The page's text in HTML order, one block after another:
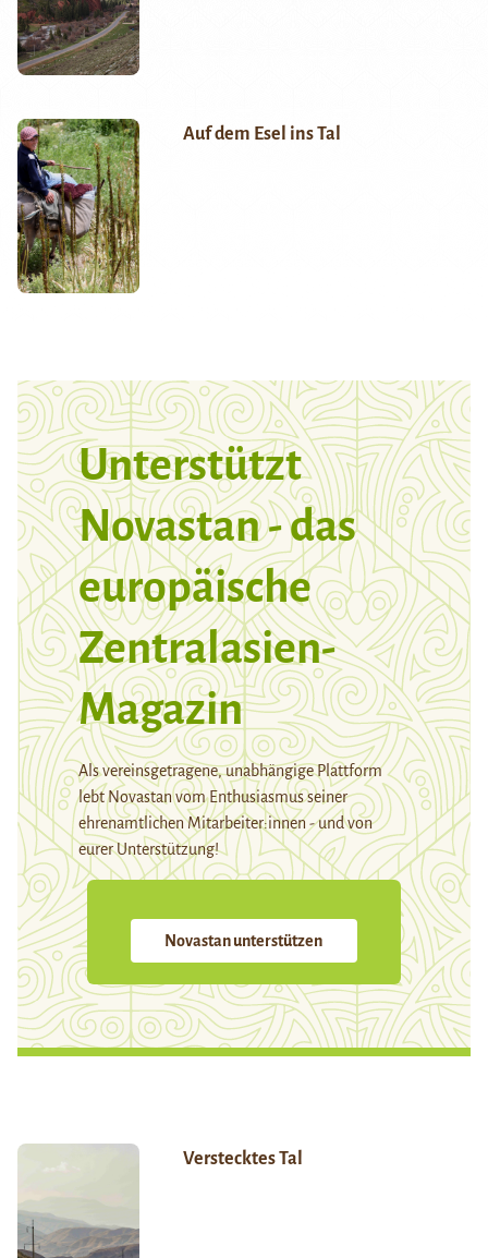
Auf dem Esel ins Tal
Unterstützt
Novastan - das
europäische
Zentralasien-
Magazin
Als vereinsgetragene, unabhängige Plattform
lebt Novastan vom Enthusiasmus seiner
ehrenamtlichen Mitarbeiter:innen - und von
eurer Unterstützung!
Novastan unterstützen
Verstecktes Tal